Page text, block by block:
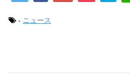
- ニュース